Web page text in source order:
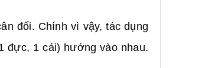
đối. Chính vì vậy, tác dụng
đực, 1 cái) hướng vào nhau.